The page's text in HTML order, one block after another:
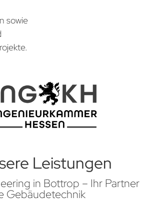
sowie
Leistungen
in Bottrop – Ihr Partner
Gebäudetechnik